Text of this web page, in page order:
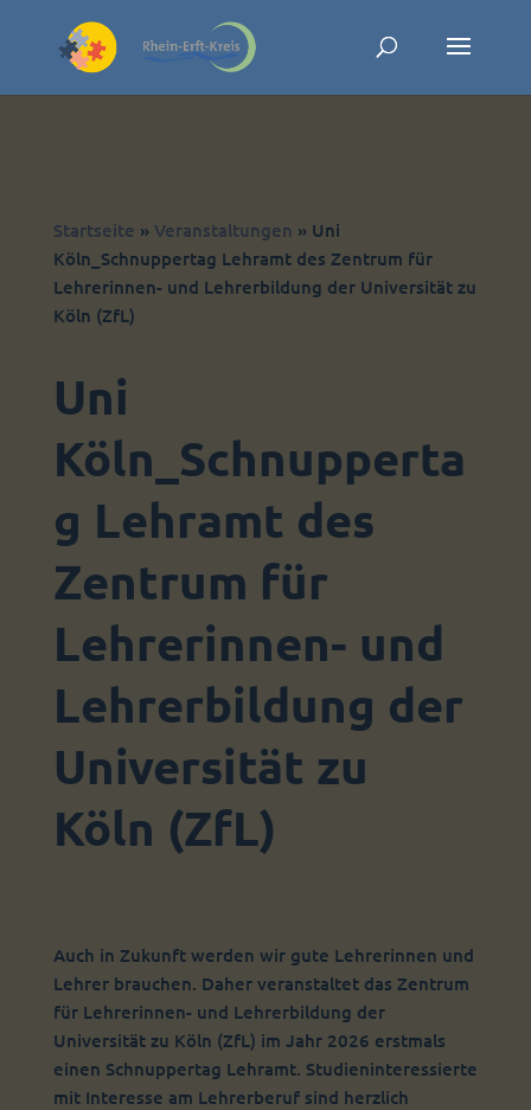
Startseite » Veranstaltungen » Uni
Köln_Schnuppertag Lehramt des Zentrum für
Lehrerinnen- und Lehrerbildung der Universität zu
Köln (ZfL)
Uni
Köln_Schnupperta
g Lehramt des
Zentrum für
Lehrerinnen- und
Lehrerbildung der
Universität zu
Köln (ZfL)
Auch in Zukunft werden wir gute Lehrerinnen und
Lehrer brauchen. Daher veranstaltet das Zentrum
für Lehrerinnen- und Lehrerbildung der
Universität zu Köln (ZfL) im Jahr 2026 erstmals
einen Schnuppertag Lehramt. Studieninteressierte
mit Interesse am Lehrerberuf sind herzlich